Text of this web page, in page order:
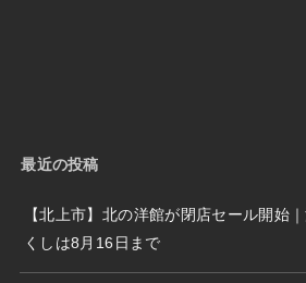
最近の投稿
【北上市】北の洋館が閉店セール開始
くしは8月16日まで